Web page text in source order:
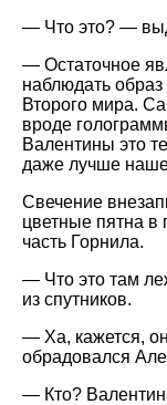
— Что это? —
— Остаточное
наблюдать образ
Второго мира.
вроде
Валентины это
даже лучше
Свечение
цветные пятна в
часть Горнила.
— Что это там
из спутников.
— Ха, кажется,
обрадовался
— Кто?